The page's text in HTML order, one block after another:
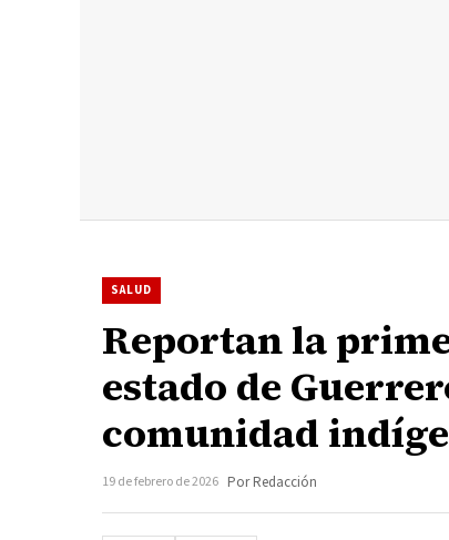
SALUD
Reportan la
estado de
comunidad
19 de febrero de 2026 Por Redacción